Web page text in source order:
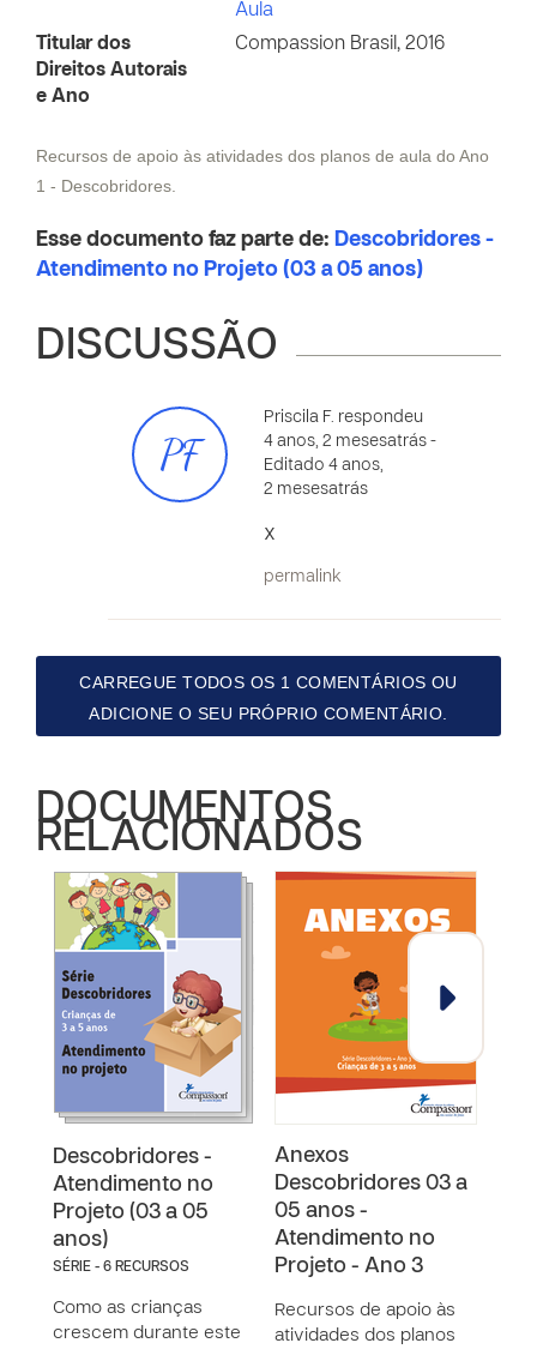
Aula
Titular dos
Direitos Autorais
e Ano
Compassion Brasil, 2016
Recursos de apoio às atividades dos planos de aula do Ano
1 - Descobridores.
Esse documento faz parte de: Descobridores -
Atendimento no Projeto (03 a 05 anos)
DISCUSSÃO
PF
Priscila F. respondeu
4 anos, 2 mesesatrás -
Editado 4 anos,
2 mesesatrás
x
permalink
CARREGUE TODOS OS 1 COMENTÁRIOS OU
ADICIONE O SEU PRÓPRIO COMENTÁRIO.
DOCUMENTOS
RELACIONADOS
Descobridores -
Atendimento no
Projeto (03 a 05
anos)
SÉRIE - 6 RECURSOS
Como as crianças
crescem durante este
Anexos
Descobridores 03 a
05 anos -
Atendimento no
Projeto - Ano 3
Recursos de apoio às
atividades dos planos